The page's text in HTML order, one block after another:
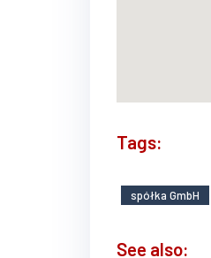
Tags:
spółka GmbH
See also: